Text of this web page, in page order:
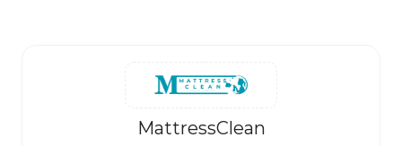
MattressClean